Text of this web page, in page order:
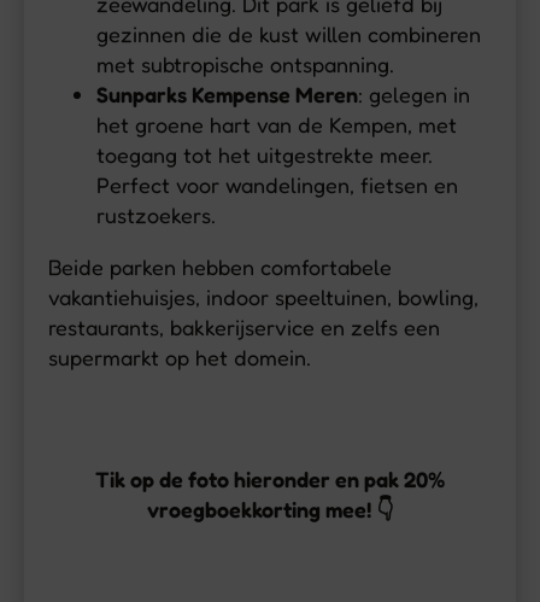
gezinnen die de kust willen combineren
met subtropische ontspanning.
Sunparks Kempense Meren: gelegen in
het groene hart van de Kempen, met
toegang tot het uitgestrekte meer.
Perfect voor wandelingen, fietsen en
rustzoekers.
Beide parken hebben comfortabele
vakantiehuisjes, indoor speeltuinen, bowling,
restaurants, bakkerijservice en zelfs een
supermarkt op het domein.
Tik op de foto hieronder en pak 20%
vroegboekkorting mee! 👇